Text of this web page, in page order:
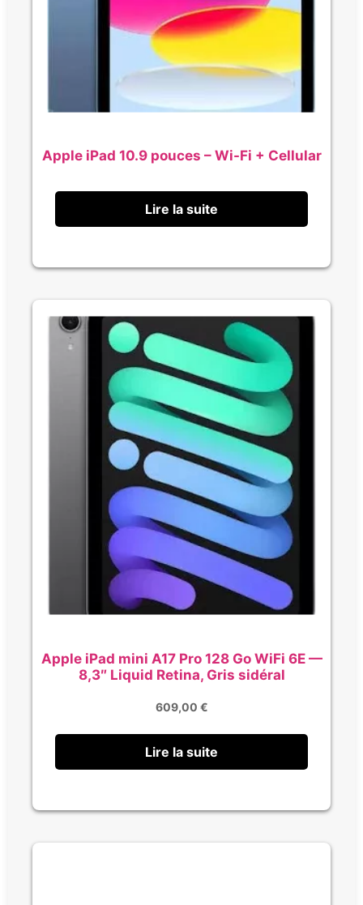
Apple iPad 10.9 pouces – Wi-Fi + Cellular
Lire la suite
Apple iPad mini A17 Pro 128 Go WiFi 6E —
8,3″ Liquid Retina, Gris sidéral
609,00 €
Lire la suite